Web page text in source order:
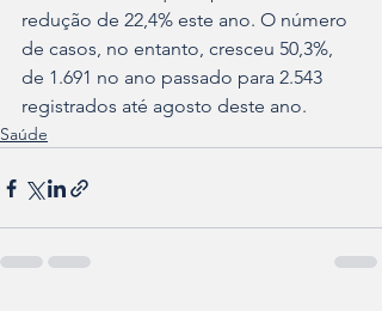
redução de 22,4% este ano. O número
de casos, no entanto, cresceu 50,3%,
de 1.691 no ano passado para 2.543
registrados até agosto deste ano.
Saúde